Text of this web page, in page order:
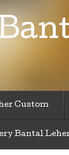
Custom
Bantal